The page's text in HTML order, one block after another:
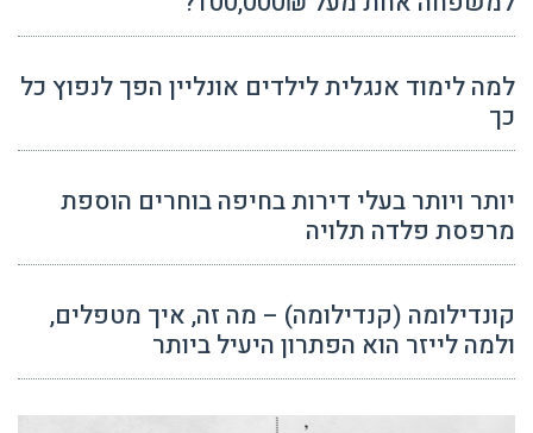
למה לימוד אנגלית לילדים אונליין הפך לנפוץ כל
כך
יותר ויותר בעלי דירות בחיפה בוחרים הוספת
מרפסת פלדה תלויה
קונדילומה (קנדילומה) – מה זה, איך מטפלים,
ולמה לייזר הוא הפתרון היעיל ביותר